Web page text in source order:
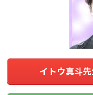
イトウ真斗